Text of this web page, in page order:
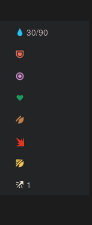
30/90
1